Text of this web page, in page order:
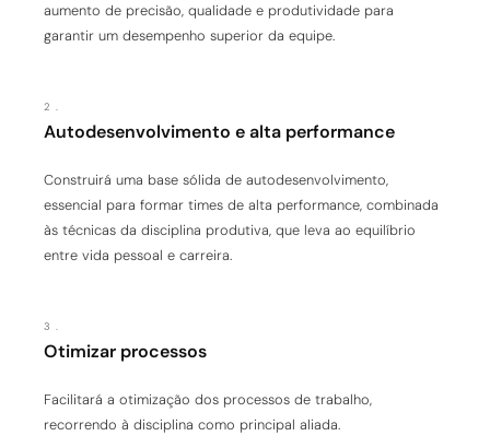
aumento de precisão, qualidade e produtividade para
garantir um desempenho superior da equipe.
2.
Autodesenvolvimento e alta performance
Construirá uma base sólida de autodesenvolvimento,
essencial para formar times de alta performance, combinada
às técnicas da disciplina produtiva, que leva ao equilíbrio
entre vida pessoal e carreira.
3.
Otimizar processos
Facilitará a otimização dos processos de trabalho,
recorrendo à disciplina como principal aliada.